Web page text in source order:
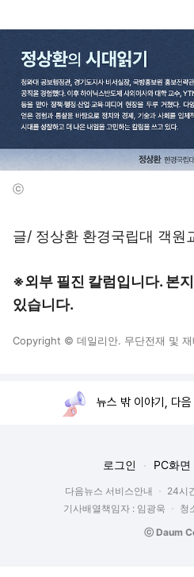
ⓒ
글/ 정상환 환경국립대 객원
※외부 필진 칼럼입니다. 본
있습니다.
Copyright © 데일리안. 무단전재 및 재
뉴스 밖 이야기, 다음
로그인 PC화면
다음뉴스 서비스안내 24시
기사배열책임자 : 임광욱
청
ⓒ Daum